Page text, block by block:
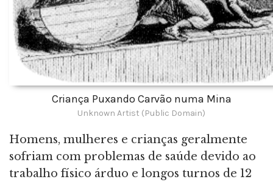
Criança Puxando Carvão numa Mina
Unknown Artist (Public Domain)
Homens, mulheres e crianças geralmente
sofriam com problemas de saúde devido ao
trabalho físico árduo e longos turnos de 12